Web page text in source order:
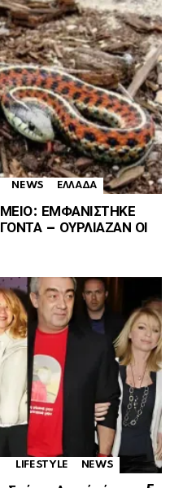
NEWS ΕΛΛΑΔΑ
ΕΜΦΑΝΙΣΤΗΚΕ
– ΟΥΡΛΙΑΖΑΝ ΟΙ
Comments
LIFESTYLE NEWS